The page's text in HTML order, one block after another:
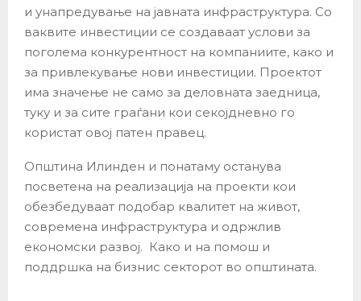
и унапредување на јавната инфраструктура. Со
ваквите инвестиции се создаваат услови за
поголема конкурентност на компаниите, како и
за привлекување нови инвестиции. Проектот
има значење не само за деловната заедница,
туку и за сите граѓани кои секојдневно го
користат овој патен правец.
Општина Илинден и понатаму останува
посветена на реализација на проекти кои
обезбедуваат подобар квалитет на живот,
современа инфраструктура и одржлив
економски развој. Како и на помош и
поддршка на бизнис секторот во општината.